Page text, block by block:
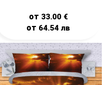
от 33.00 €
от 64.54лв